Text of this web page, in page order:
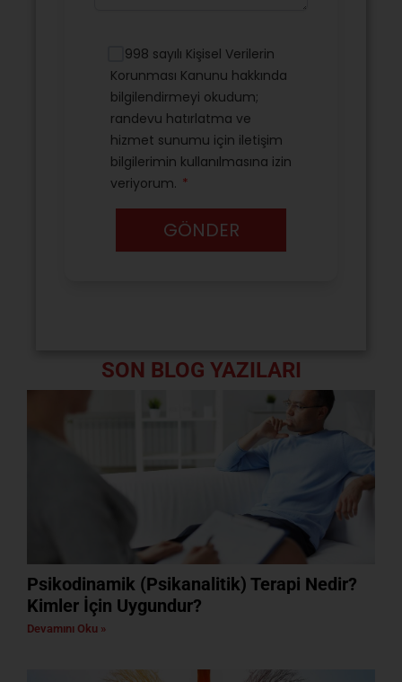
SON BLOG YAZILARI
Psikodinamik (Psikanalitik) Terapi Nedir?
Kimler İçin Uygundur?
Devamını Oku »